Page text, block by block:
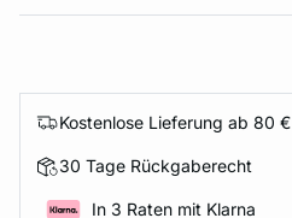
Kostenlose Lieferung ab 80 €
30 Tage Rückgaberecht
In 3 Raten mit Klarna